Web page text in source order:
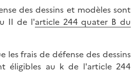
des dessins et modèles sont
II de l'article 244 quater B du
les frais de défense des dessins
éligibles au k de l'article 244